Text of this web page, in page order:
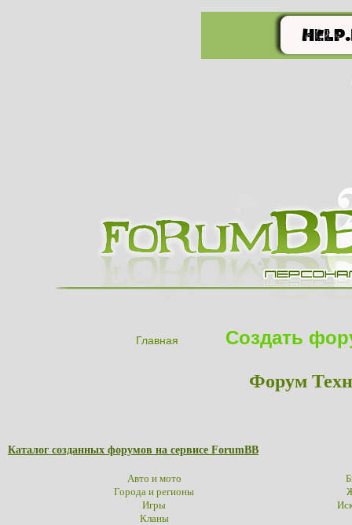
Главная Создать
Форум
Каталог созданных форумов на сервисе ForumBB
Авто и мото
Города и регионы
Игры
Кланы